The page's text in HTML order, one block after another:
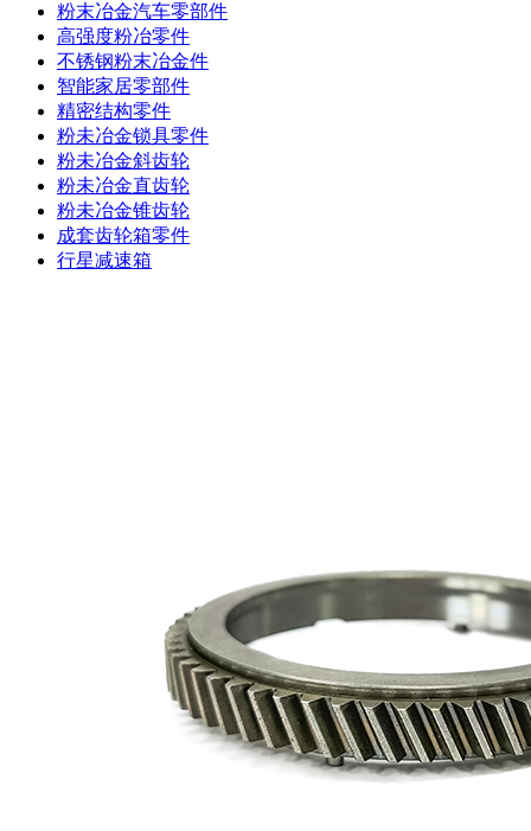
粉末冶金汽车零部件
高强度粉冶零件
不锈钢粉末冶金件
智能家居零部件
精密结构零件
粉未冶金锁具零件
粉未冶金斜齿轮
粉未冶金直齿轮
粉未冶金锥齿轮
成套齿轮箱零件
行星减速箱